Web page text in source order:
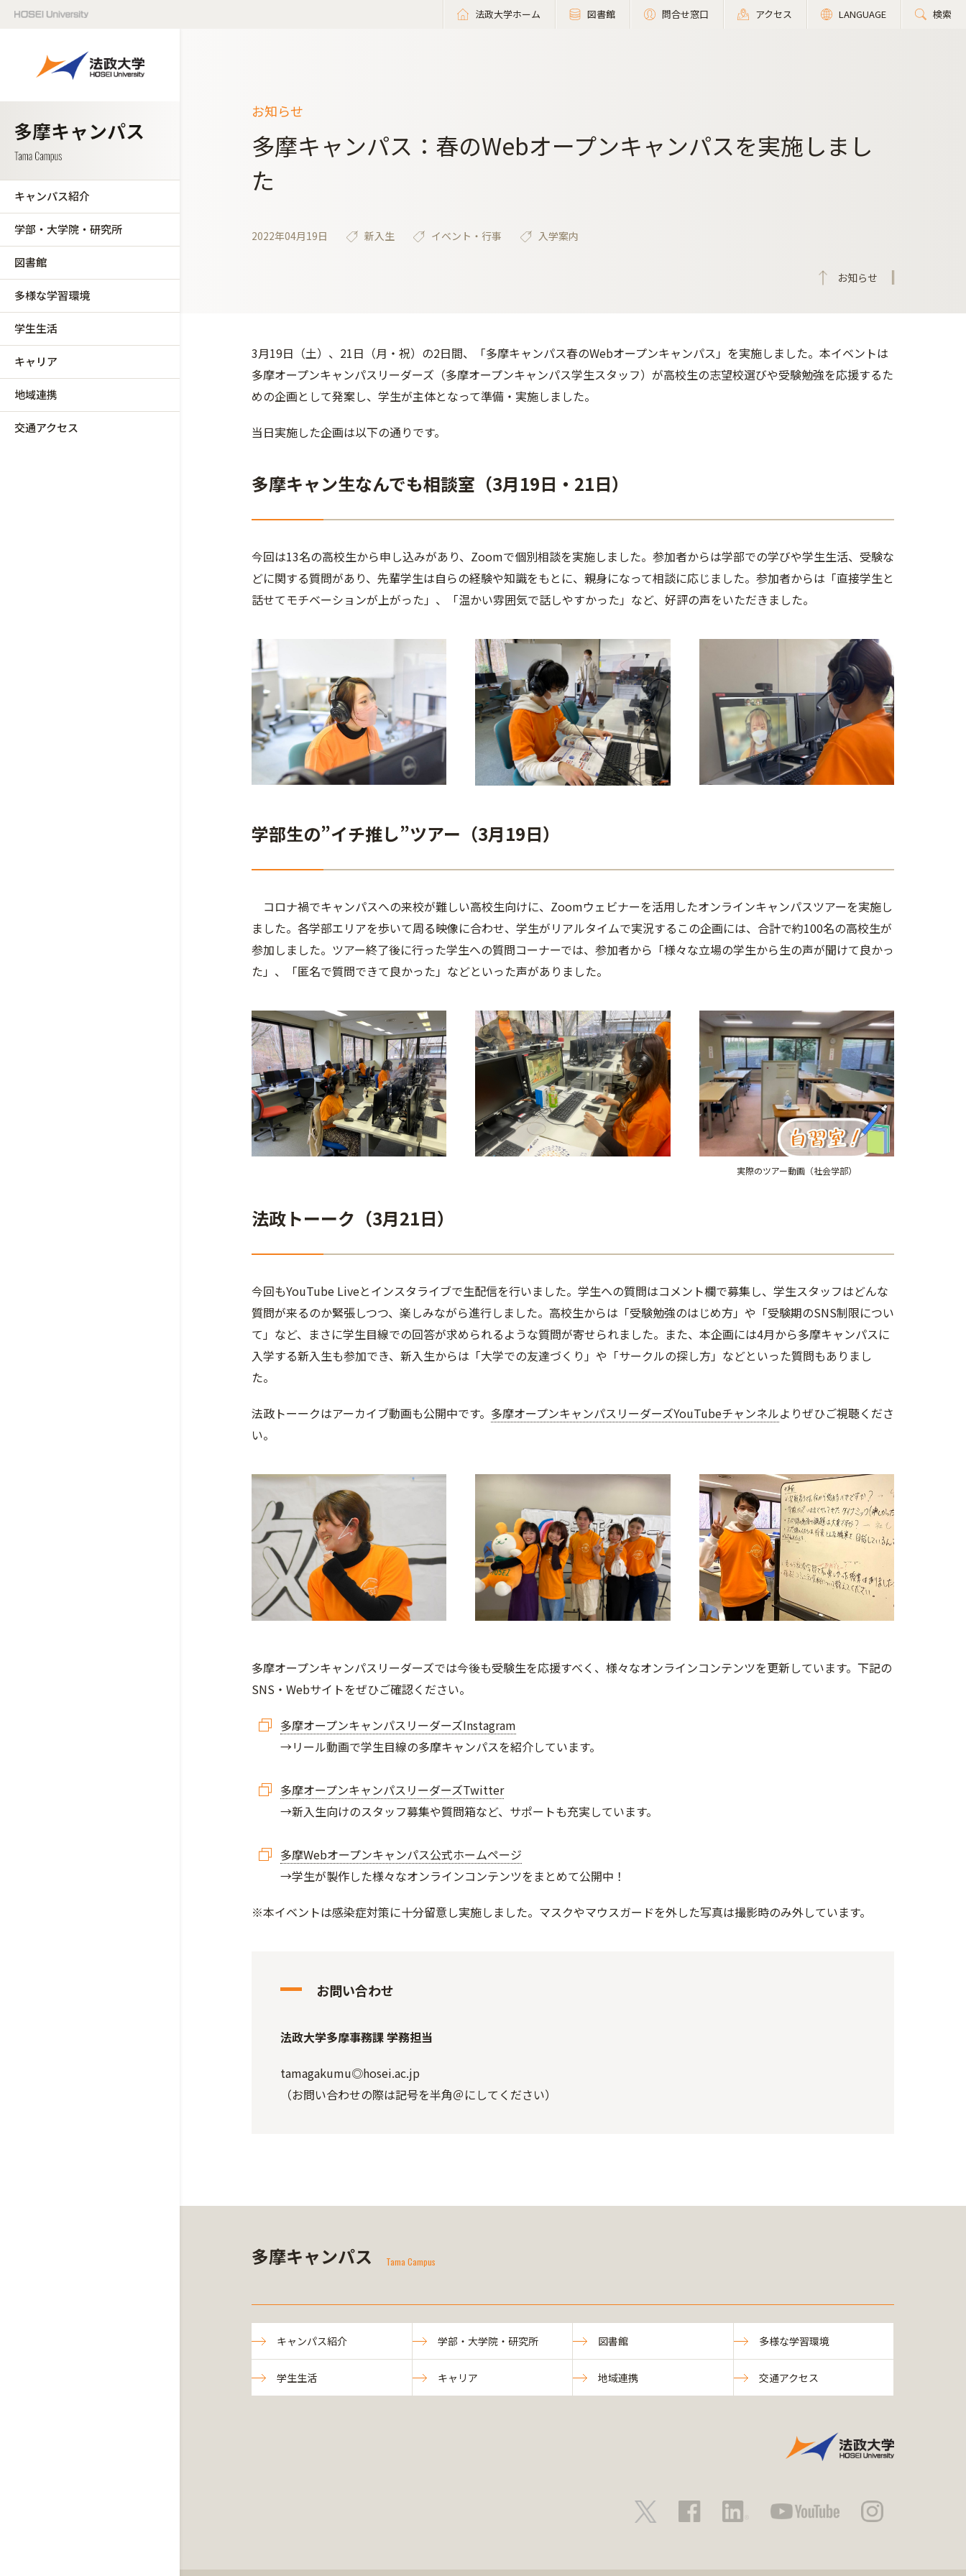
法政大学ホーム 図書館 問合せ窓口 アクセス LANGUAGE 検索
キャンパス紹介
学部・大学院・研究所
図書館
多様な学習環境
学生生活
キャリア
地域連携
交通アクセス
お知らせ
多摩キャンパス：春のWebオープンキャンパスを実施しまし
た
2022年04月19日 新入生 イベント・行事 入学案内
お知らせ
3月19日（土）、21日（月・祝）の2日間、「多摩キャンパス春のWebオープンキャンパス」を実施しました。本イベントは
多摩オープンキャンパスリーダーズ（多摩オープンキャンパス学生スタッフ）が高校生の志望校選びや受験勉強を応援するた
めの企画として発案し、学生が主体となって準備・実施しました。
当日実施した企画は以下の通りです。
多摩キャン生なんでも相談室（3月19日・21日）
今回は13名の高校生から申し込みがあり、Zoomで個別相談を実施しました。参加者からは学部での学びや学生生活、受験な
どに関する質問があり、先輩学生は自らの経験や知識をもとに、親身になって相談に応じました。参加者からは「直接学生と
話せてモチベーションが上がった」、「温かい雰囲気で話しやすかった」など、好評の声をいただきました。
学部生の”イチ推し”ツアー（3月19日）
コロナ禍でキャンパスへの来校が難しい高校生向けに、Zoomウェビナーを活用したオンラインキャンパスツアーを実施し
ました。各学部エリアを歩いて周る映像に合わせ、学生がリアルタイムで実況するこの企画には、合計で約100名の高校生が
参加しました。ツアー終了後に行った学生への質問コーナーでは、参加者から「様々な立場の学生から生の声が聞けて良かっ
た」、「匿名で質問できて良かった」などといった声がありました。
実際のツアー動画（社会学部）
法政トーーク（3月21日）
今回もYouTube Liveとインスタライブで生配信を行いました。学生への質問はコメント欄で募集し、学生スタッフはどんな
質問が来るのか緊張しつつ、楽しみながら進行しました。高校生からは「受験勉強のはじめ方」や「受験期のSNS制限につい
て」など、まさに学生目線での回答が求められるような質問が寄せられました。また、本企画には4月から多摩キャンパスに
入学する新入生も参加でき、新入生からは「大学での友達づくり」や「サークルの探し方」などといった質問もありまし
た。
法政トーークはアーカイブ動画も公開中です。 多摩オープンキャンパスリーダーズYouTubeチャンネルよりぜひご視聴くださ
い。
多摩オープンキャンパスリーダーズでは今後も受験生を応援すべく、様々なオンラインコンテンツを更新しています。下記の
SNS・Webサイトをぜひご確認ください。
多摩オープンキャンパスリーダーズInstagram
→リール動画で学生目線の多摩キャンパスを紹介しています。
多摩オープンキャンパスリーダーズTwitter
→新入生向けのスタッフ募集や質問箱など、サポートも充実しています。
多摩Webオープンキャンパス公式ホームページ
→学生が製作した様々なオンラインコンテンツをまとめて公開中！
※本イベントは感染症対策に十分留意し実施しました。マスクやマウスガードを外した写真は撮影時のみ外しています。
お問い合わせ
法政大学多摩事務課 学務担当
tamagakumu◎hosei.ac.jp
（お問い合わせの際は記号を半角＠にしてください）
多摩キャンパス Tama Campus
キャンパス紹介 学部・大学院・研究所 図書館 多様な学習環境
学生生活 キャリア 地域連携 交通アクセス